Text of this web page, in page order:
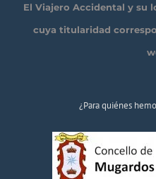
El Viajero Accidental y su
cuya titularidad
¿Para quiénes